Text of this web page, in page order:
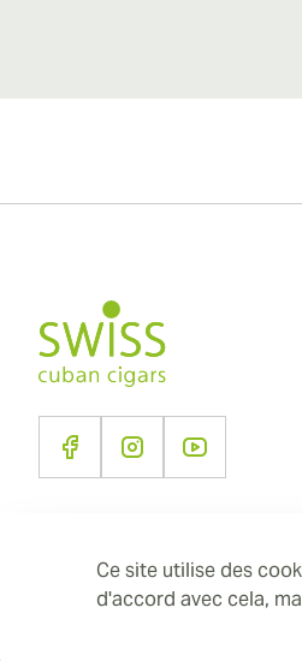
Ce site utilise des
d'accord avec cela,